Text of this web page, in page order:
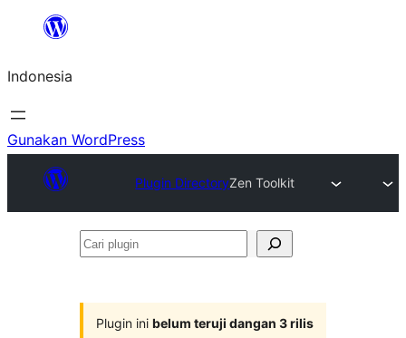
Lewati
konten
Indonesia
Gunakan WordPress
Plugin DirectoryZen Toolkit
Cari
Plugin ini belum teruji dangan 3 rilis